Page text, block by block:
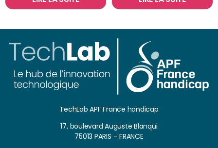
TechLab APF France handicap
17, boulevard Auguste Blanqui
75013 PARIS – FRANCE